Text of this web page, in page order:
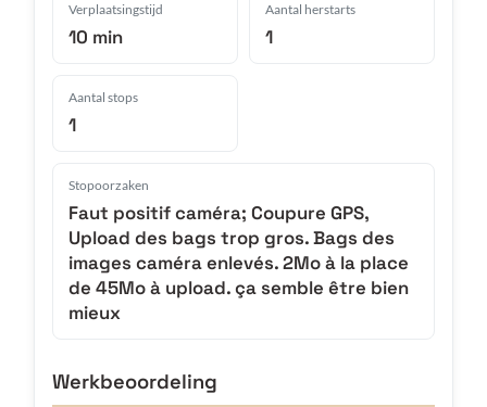
Verplaatsingstijd
10 min
Aantal herstarts
1
Aantal stops
1
Stopoorzaken
Faut positif caméra; Coupure GPS,
Upload des bags trop gros. Bags des
images caméra enlevés. 2Mo à la place
de 45Mo à upload. ça semble être bien
mieux
Werkbeoordeling